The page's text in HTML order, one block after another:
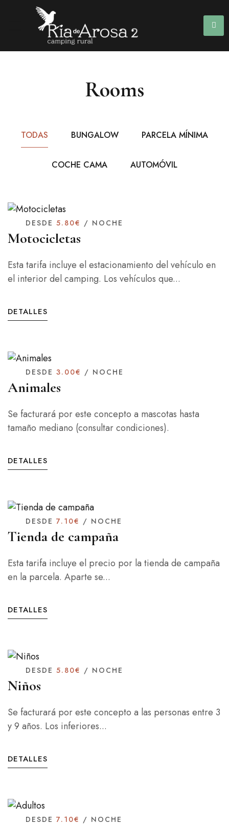
Rooms
TODAS BUNGALOW PARCELA MÍNIMA
COCHE CAMA AUTOMÓVIL
DESDE 5.80€ / NOCHE
Motocicletas
Esta tarifa incluye el estacionamiento del vehículo en
el interior del camping. Los vehículos que...
DETALLES
DESDE 3.00€ / NOCHE
Animales
Se facturará por este concepto a mascotas hasta
tamaño mediano (consultar condiciones).
DETALLES
DESDE 7.10€ / NOCHE
Tienda de campaña
Esta tarifa incluye el precio por la tienda de campaña
en la parcela. Aparte se...
DETALLES
DESDE 5.80€ / NOCHE
Niños
Se facturará por este concepto a las personas entre 3
y 9 años. Los inferiores...
DETALLES
DESDE 7.10€ / NOCHE